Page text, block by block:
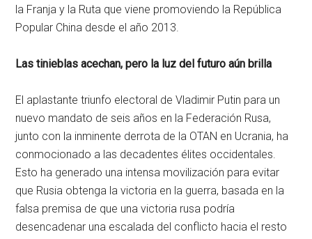
la Franja y la Ruta que viene promoviendo la República
Popular China desde el año 2013.
Las tinieblas acechan, pero la luz del futuro aún brilla
El aplastante triunfo electoral de Vladimir Putin para un
nuevo mandato de seis años en la Federación Rusa,
junto con la inminente derrota de la OTAN en Ucrania, ha
conmocionado a las decadentes élites occidentales.
Esto ha generado una intensa movilización para evitar
que Rusia obtenga la victoria en la guerra, basada en la
falsa premisa de que una victoria rusa podría
desencadenar una escalada del conflicto hacia el resto